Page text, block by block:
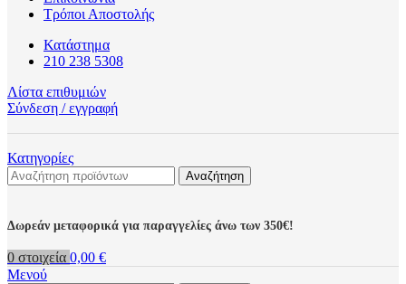
Τρόποι Αποστολής
Κατάστημα
210 238 5308
Λίστα επιθυμιών
Σύνδεση / εγγραφή
Κατηγορίες
Αναζήτηση
Δωρεάν μεταφορικά για παραγγελίες άνω των 350€!
0 στοιχεία 0,00 €
Μενού